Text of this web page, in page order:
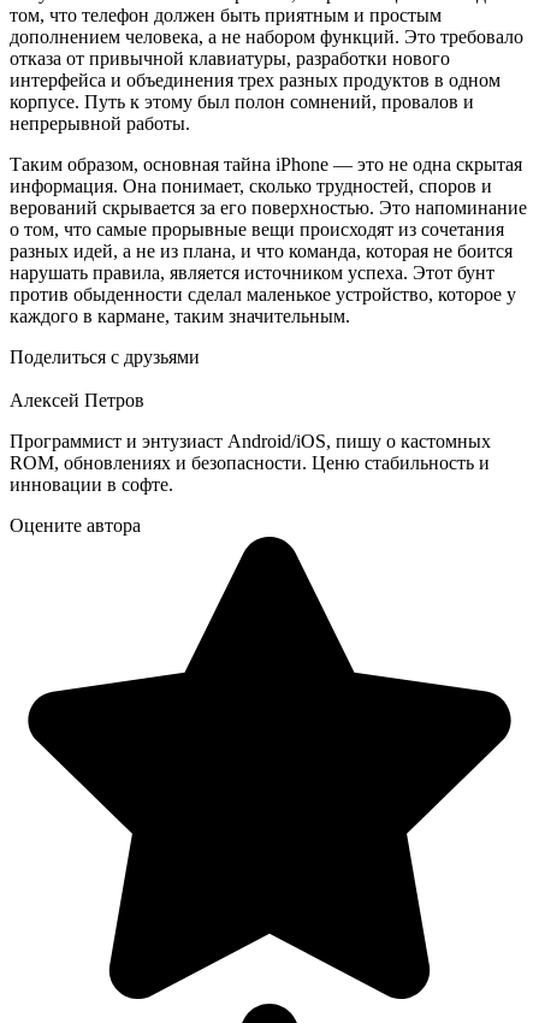
том, что телефон должен быть приятным и простым
дополнением человека, а не набором функций. Это требовало
отказа от привычной клавиатуры, разработки нового
интерфейса и объединения трех разных продуктов в одном
корпусе. Путь к этому был полон сомнений, провалов и
непрерывной работы.
Таким образом, основная тайна iPhone — это не одна скрытая
информация. Она понимает, сколько трудностей, споров и
верований скрывается за его поверхностью. Это напоминание
о том, что самые прорывные вещи происходят из сочетания
разных идей, а не из плана, и что команда, которая не боится
нарушать правила, является источником успеха. Этот бунт
против обыденности сделал маленькое устройство, которое у
каждого в кармане, таким значительным.
Поделиться с друзьями
Алексей Петров
Программист и энтузиаст Android/iOS, пишу о кастомных
ROM, обновлениях и безопасности. Ценю стабильность и
инновации в софте.
Оцените автора